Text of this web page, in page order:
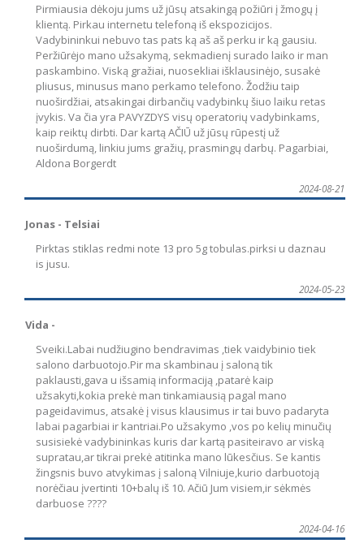
Pirmiausia dėkoju jums už jūsų atsakingą požiūri į žmogų į
klientą. Pirkau internetu telefoną iš ekspozicijos.
Vadybininkui nebuvo tas pats ką aš aš perku ir ką gausiu.
Peržiūrėjo mano užsakymą, sekmadienį surado laiko ir man
paskambino. Viską gražiai, nuosekliai išklausinėjo, susakė
pliusus, minusus mano perkamo telefono. Žodžiu taip
nuoširdžiai, atsakingai dirbančių vadybinkų šiuo laiku retas
įvykis. Va čia yra PAVYZDYS visų operatorių vadybinkams,
kaip reiktų dirbti. Dar kartą AČIŪ už jūsų rūpestį už
nuoširdumą, linkiu jums gražių, prasmingų darbų. Pagarbiai,
Aldona Borgerdt
2024-08-21
Jonas - Telsiai
Pirktas stiklas redmi note 13 pro 5g tobulas.pirksi u daznau
is jusu.
2024-05-23
Vida -
Sveiki.Labai nudžiugino bendravimas ,tiek vaidybinio tiek
salono darbuotojo.Pir ma skambinau į saloną tik
paklausti,gava u išsamią informaciją ,patarė kaip
užsakyti,kokia prekė man tinkamiausią pagal mano
pageidavimus, atsakė į visus klausimus ir tai buvo padaryta
labai pagarbiai ir kantriai.Po užsakymo ,vos po kelių minučių
susisiekė vadybininkas kuris dar kartą pasiteiravo ar viską
supratau,ar tikrai prekė atitinka mano lūkesčius. Se kantis
žingsnis buvo atvykimas į saloną Vilniuje,kurio darbuotoją
norėčiau įvertinti 10+balų iš 10. Ačiū Jum visiem,ir sėkmės
darbuose ????
2024-04-16